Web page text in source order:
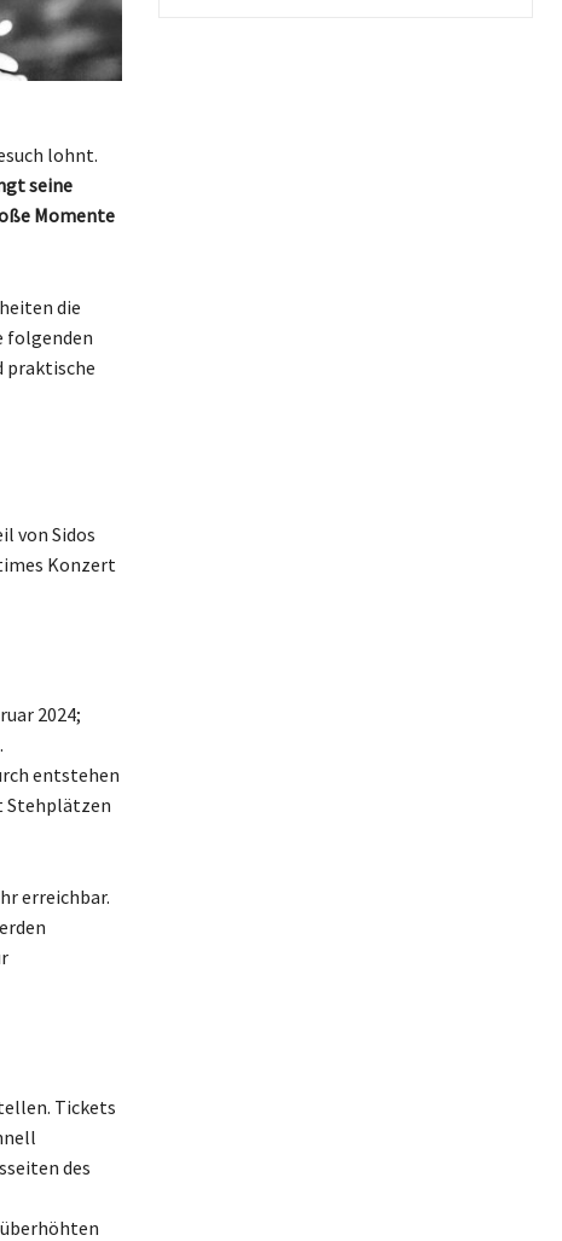
lohnt.
seine
Momente
die
folgenden
praktische
von Sidos
Konzert
2024;
entstehen
Stehplätzen
erreichbar.
Tickets
des